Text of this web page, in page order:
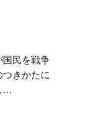
国民を戦争
きかたに
…